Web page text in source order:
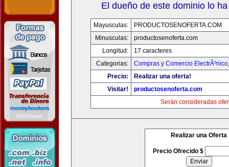
El dueño de este dominio lo
Mayusculas:
PRODUCTOSENOFERTA.COM
Minusculas:
productosenoferta.com
Longitud:
17 caracteres
Categorias:
Compras y Comercio ElectrÃ³nico
Precio:
Realizar una oferta!
Visitar!
productosenoferta.com
Serán consideradas
Realizar una Oferta
Precio Ofrecido $